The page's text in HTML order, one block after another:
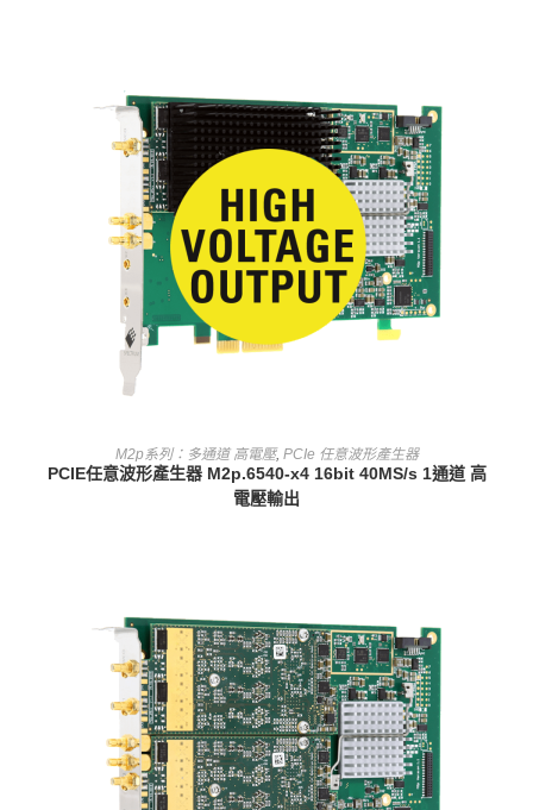
查看內容
M2p系列：多通道 高電壓, PCIe 任意波形產生器
PCIE任意波形產生器 M2p.6540-x4 16bit 40MS/s 1通道 高
電壓輸出